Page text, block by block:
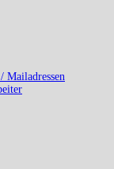
Mailadressen